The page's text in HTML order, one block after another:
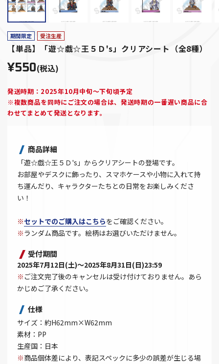
期間限定 受注生産
【単品】「遊☆戯☆王５Ｄ's」クリアシート（全8種）
¥550(税込)
発送時期：2025年10月中旬～下旬頃予定
※複数商品を同時にご注文の場合は、発送時期の一番遅い商品に合
わせてまとめて発送となります。
商品詳細
「遊☆戯☆王５Ｄ's」からクリアシートの登場です。
お部屋やデスクに飾ったり、スマホケースや小物に入れて持
ち運んだり、キャラクターたちとの日常をお楽しみくださ
い！
※セットでのご購入はこちらをご確認ください。
※ランダム商品です。絵柄はお選びいただけません。
受付期間
2025年7月12日(土)～2025年8月31日(日)23:59
※ ご注文完了後のキャンセルは受け付けておりません。あら
かじめご了承ください。
仕様
サイズ：約H62mm×W62mm
素材：PP
生産国：日本
※商品個体差により、表記スペックに多少の誤差が生じる場